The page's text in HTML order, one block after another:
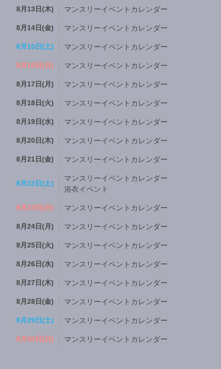
8月13日(木) マンスリーイベントカレンダー
8月14日(金) マンスリーイベントカレンダー
8月15日(土) マンスリーイベントカレンダー
8月16日(日) マンスリーイベントカレンダー
8月17日(月) マンスリーイベントカレンダー
8月18日(火) マンスリーイベントカレンダー
8月19日(水) マンスリーイベントカレンダー
8月20日(木) マンスリーイベントカレンダー
8月21日(金) マンスリーイベントカレンダー
8月22日(土)
マンスリーイベントカレンダー
浴衣イベント
8月23日(日) マンスリーイベントカレンダー
8月24日(月) マンスリーイベントカレンダー
8月25日(火) マンスリーイベントカレンダー
8月26日(水) マンスリーイベントカレンダー
8月27日(木) マンスリーイベントカレンダー
8月28日(金) マンスリーイベントカレンダー
8月29日(土) マンスリーイベントカレンダー
8月30日(日) マンスリーイベントカレンダー